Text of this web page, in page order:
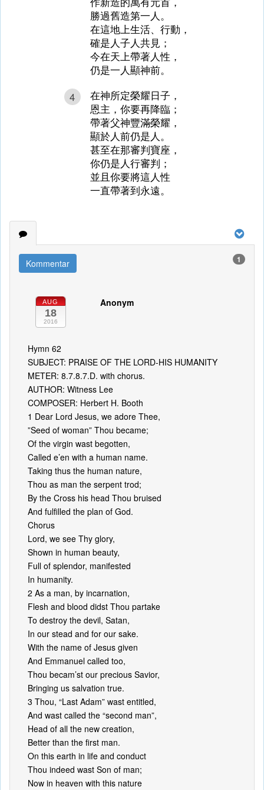
勝過舊造第一人。
在這地上生活、行動，
確是人子人共見；
今在天上帶著人性，
仍是一人顯神前。
4
在神所定榮耀日子，
恩主，你要再降臨；
帶著父神豐滿榮耀，
顯於人前仍是人。
甚至在那審判寶座，
你仍是人行審判；
並且你要將這人性
一直帶著到永遠。
Kommentar 1
AUG
18
2016
Anonym
Hymn 62
SUBJECT: PRAISE OF THE LORD-HIS HUMANITY
METER: 8.7.8.7.D. with chorus.
AUTHOR: Witness Lee
COMPOSER: Herbert H. Booth
1 Dear Lord Jesus, we adore Thee,
”Seed of woman” Thou became;
Of the virgin wast begotten,
Called e’en with a human name.
Taking thus the human nature,
Thou as man the serpent trod;
By the Cross his head Thou bruised
And fulfilled the plan of God.
Chorus
Lord, we see Thy glory,
Shown in human beauty,
Full of splendor, manifested
In humanity.
2 As a man, by incarnation,
Flesh and blood didst Thou partake
To destroy the devil, Satan,
In our stead and for our sake.
With the name of Jesus given
And Emmanuel called too,
Thou becam’st our precious Savior,
Bringing us salvation true.
3 Thou, “Last Adam” wast entitled,
And wast called the “second man”,
Head of all the new creation,
Better than the first man.
On this earth in life and conduct
Thou indeed wast Son of man;
Now in heaven with this nature